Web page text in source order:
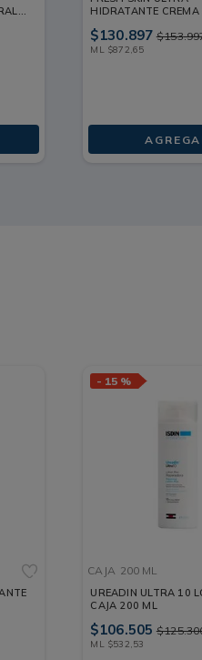
HIDRATANTE CREMA
$130.897 $153.
ML $872,65
- 15 %
CAJA 200 ML
UREADIN ULTRA 10
CAJA 200 ML
$106.505 $125.
ML $532,53